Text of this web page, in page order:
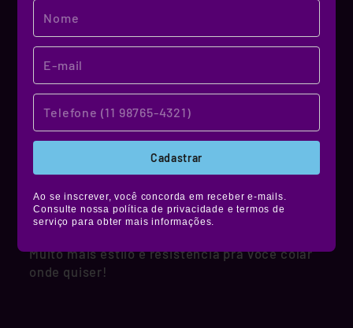
Cadastrar
Ao se inscrever, você concorda em receber e-mails.
Consulte nossa política de privacidade e termos de
serviço para obter mais informações.
MATERIAL DE QUALIDADE!
NOSSO MATERIAL
têm alta durabilidade, são resistentes à água,
não desbotam e ainda contam com película de
Muito mais estilo e resistência pra você colar
onde quiser!